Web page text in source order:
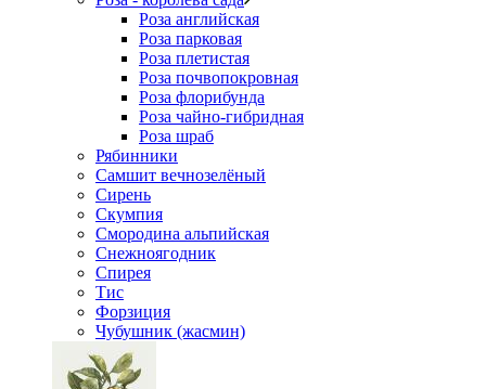
Роза английская
Роза парковая
Роза плетистая
Роза почвопокровная
Роза флорибунда
Роза чайно-гибридная
Роза шраб
Рябинники
Самшит вечнозелёный
Сирень
Скумпия
Смородина альпийская
Снежноягодник
Спирея
Тис
Форзиция
Чубушник (жасмин)